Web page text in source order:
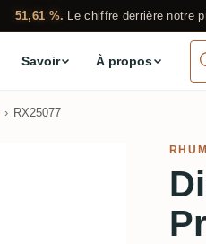
51,61 %. Le chiffre derrière notre
Savoir À propos
RX25077